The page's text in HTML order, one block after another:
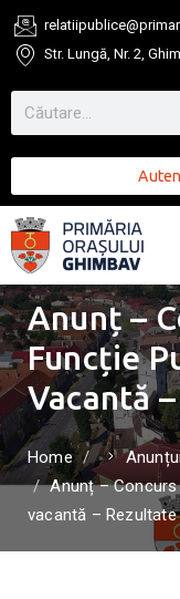
Str. Lungă, Nr. 2,
Anunț –
Funcție
Vacantă
Home
Anunț –
vacantă –